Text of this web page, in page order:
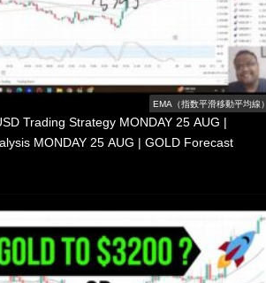
EMA（指数平滑移動平均線）
Trading Strategy MONDAY 25 AUG |
MONDAY 25 AUG | GOLD Forecast